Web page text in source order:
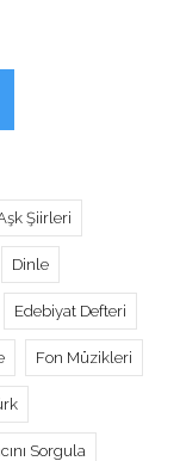
Şiirleri
Dinle
Edebiyat Defteri
Fon Müzikleri
Sorgula